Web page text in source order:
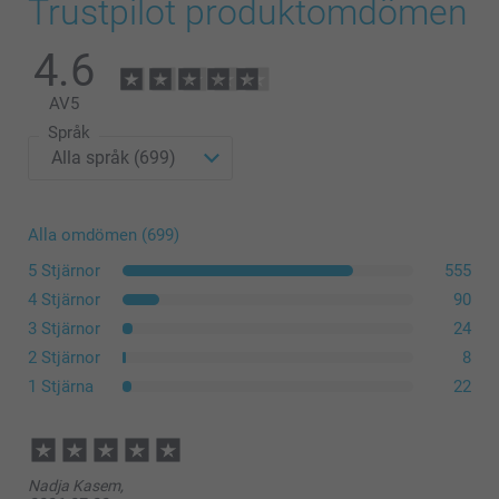
Ramar upp till och med storlek 20 x 30 cm har stöd baktill, de
större storlekarna har väggfäste.
Trustpilot produktomdömen
4.6
AV5
Språk
Alla omdömen (699)
5 Stjärnor
555
4 Stjärnor
90
3 Stjärnor
24
2 Stjärnor
8
1 Stjärna
22
Nadja Kasem,